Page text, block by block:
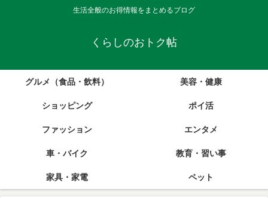
生活全般のお得情報をまとめるブログ
くらしのおトク帖
グルメ（食品・飲料） 美容・健康
ショッピング ポイ活
ファッション エンタメ
車・バイク 教育・習い事
家具・家電 ペット